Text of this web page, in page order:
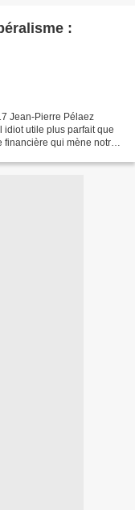
:
Jean-Pierre Pélaez
utile plus parfait que
financière qui mène notre